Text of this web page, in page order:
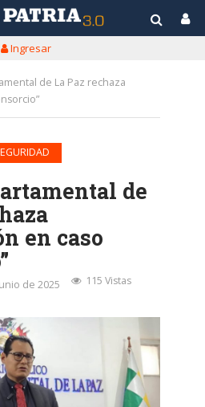
Ingresar
de La Paz rechaza
de
en caso
de 2025 115 Vistas